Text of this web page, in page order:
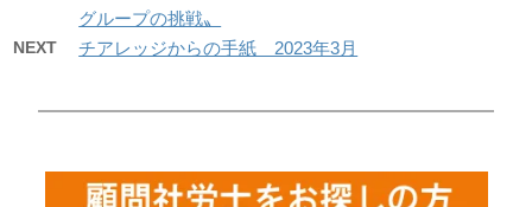
グループの挑戦〟
NEXT チアレッジからの手紙 2023年3月